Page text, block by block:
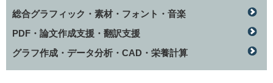
総合グラフィック・素材・フォント・音楽
PDF・論文作成支援・翻訳支援
グラフ作成・データ分析・CAD・栄養計算